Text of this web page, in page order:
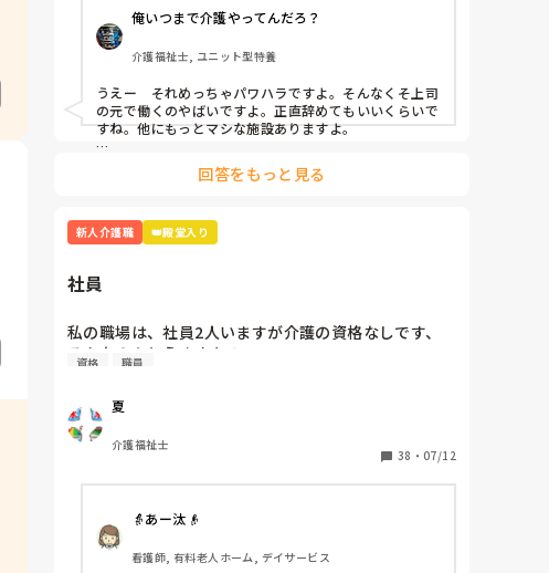
「お前邪魔」「お前がやれよ」「は？なんで？」
同期の子、他の職員の方とも話したのですが
「A(上司)って言い方きついよね」「昭和の思考ってい
うか…自分の思い通りにならないとキレるからね」
と。
いい時もあります。利用者様の前では絶対怒らないで
乗り越え方ってありますか？気にしない方法…
さっきも「ティッシュ早く取りに行けよ！！」と…
「どこにあるか分かりません」と言うと「あそこにあ
るからね」と教えて頂きました。
読んでくれてありがとうございます😭
俺いつまで介護やってんだろ？
介護福祉士, ユニット型特養
うえー　それめっちゃパワハラですよ。そんなくそ上司
の元で働くのやばいですよ。正直辞めてもいいくらいで
すね。他にもっとマシな施設ありますよ。
乗り越え方としては
どうせこいつは怒るだろうって思って、気にしない。
昭和気質な方って高圧的な言動が多いので、オニギリさ
んが仕事を覚えて1人前になって仕事で見返す。
ることに気づいてないので、時代が遅れてるんですよ。
一番最強なのはボイスレコーダーでそいつのなめ腐った
発言録音して、出るとこ出ちゃうこと。
回答をもっと見る
新人介護職 👑殿堂入り
社員
私の職場は、社員2人いますが介護の資格なしです、
そんなのありえますか？
資格 職員
夏
介護福祉士
38 ・ 07/12
👵あー汰👴
看護師, 有料老人ホーム, デイサービス